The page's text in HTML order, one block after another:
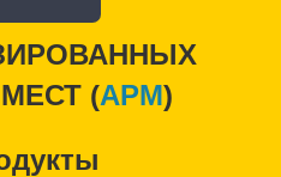
(APM)